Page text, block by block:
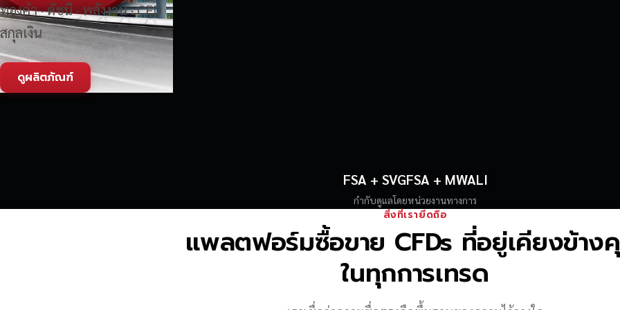
ทองคำ · ดัชนี · พลังงาน · CFD
สกุลเงิน
ดูผลิตภัณฑ์
FSA + SVGFSA + MWALI
กำกับดูแลโดยหน่วยงานทางการ
สิ่งที่เรายึดถือ
แพลตฟอร์มซื้อขาย CFDs ที่อยู่เคียงข้า
ในทุกการเทรด